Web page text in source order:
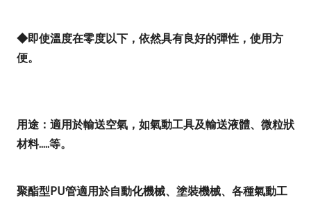
◆即使溫度在零度以下，依然具有良好的彈性，使用方
便。
用途：適用於輸送空氣，如氣動工具及輸送液體、微粒狀
材料.....等。
聚酯型PU管適用於自動化機械、塗裝機械、各種氣動工